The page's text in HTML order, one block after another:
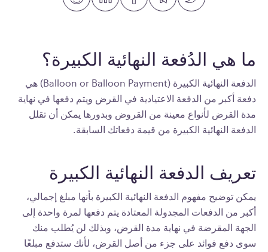
ما هي الدُفعة النهائية الكبيرة؟
الدفعة النهائية الكبيرة (Balloon or Balloon Payment) هي
دفعة أكبر من الدفعة الاعتيادية في القرض ويتم دفعها في نهاية
مدة القرض لأنواع معينة من القروض وبدورها يمكن أن تقلل
الدفعة النهائية الكبيرة من قيمة دفعاتك السابقة.
تعريف الدفعة النهائية الكبيرة
يمكن توضيح مفهوم الدفعة النهائية الكبيرة بأنها مبلغ إجمالي،
أكبر من الدفعات المجدولة المعتادة يتم دفعها لمرة واحدة إلى
الجهة المقرضة في نهاية مدة القرض، وبذلك لن يُطلب منك
سوى دفع فوائد على جزء من أصل القرض، لأنك ستدفع مبلغًا